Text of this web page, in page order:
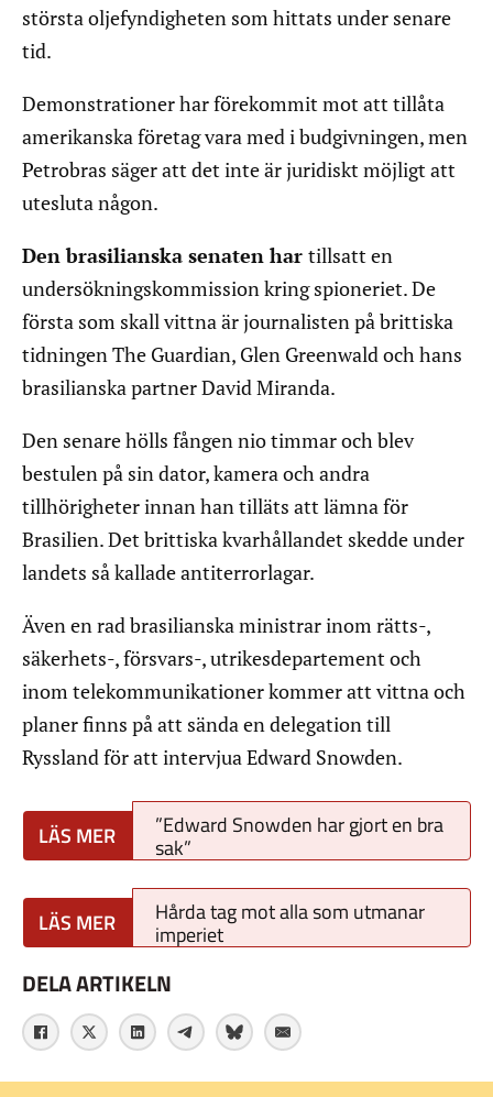
största oljefyndigheten som hittats under senare
tid.
Demonstrationer har förekommit mot att tillåta
amerikanska företag vara med i budgivningen, men
Petrobras säger att det inte är juridiskt möjligt att
utesluta någon.
Den brasilianska senaten har tillsatt en
undersökningskommission kring spioneriet. De
första som skall vittna är journalisten på brittiska
tidningen The Guardian, Glen Greenwald och hans
brasilianska partner David Miranda.
Den senare hölls fången nio timmar och blev
bestulen på sin dator, kamera och andra
tillhörigheter innan han tilläts att lämna för
Brasilien. Det brittiska kvarhållandet skedde under
landets så kallade antiterrorlagar.
Även en rad brasilianska ministrar inom rätts-,
säkerhets-, försvars-, utrikesdepartement och
inom telekommunikationer kommer att vittna och
planer finns på att sända en delegation till
Ryssland för att intervjua Edward Snowden.
”Edward Snowden har gjort en bra
sak”
Hårda tag mot alla som utmanar
imperiet
DELA ARTIKELN